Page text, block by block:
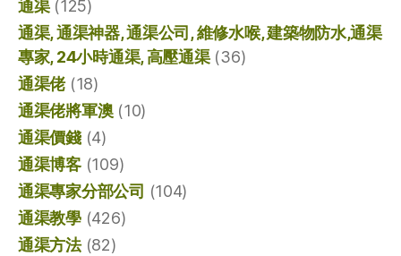
通渠(125)
通渠, 通渠神器, 通渠公司, 維修水喉, 建築物防水,通渠
專家, 24小時通渠, 高壓通渠(36)
通渠佬(18)
通渠佬將軍澳(10)
通渠價錢(4)
通渠博客(109)
通渠專家分部公司 (104)
通渠教學(426)
通渠方法(82)